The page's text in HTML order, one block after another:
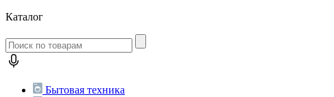
Каталог
Бытовая техника